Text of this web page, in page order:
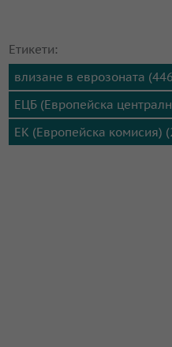
Етикети:
влизане в еврозоната
ЕЦБ (Европейска
ЕК (Европейска комисия)